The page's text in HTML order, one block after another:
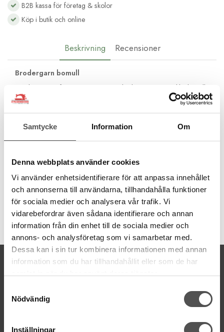
Samtycke Information Om
Denna webbplats använder cookies
Vi använder enhetsidentifierare för att anpassa innehållet
och annonserna till användarna, tillhandahålla funktioner
för sociala medier och analysera vår trafik. Vi
vidarebefordrar även sådana identifierare och annan
information från din enhet till de sociala medier och
annons- och analysföretag som vi samarbetar med.
Dessa kan i sin tur kombinera informationen med annan
information som du har tillhandahållit eller som de har
Nödvändig
Inställningar
B2B kassa för företag & skolor
Köp i butik och online
Beskrivning Recensioner
Brodergarn bomull
Moulinégarnet från DMC är av hög kvalité och passar lika bra till
frihandsbroderi som till korsstygnsbroderi. Det består av 6
trådar av bomull med vacker glans och kan delas upp efter
färgbeständigt.
100% bomull
färgbeständigt
Artikelnummer:
DMC117MC-917
KONTAKTA OSS
kontakt@symaskinsboden.se
Tel. 018-150525